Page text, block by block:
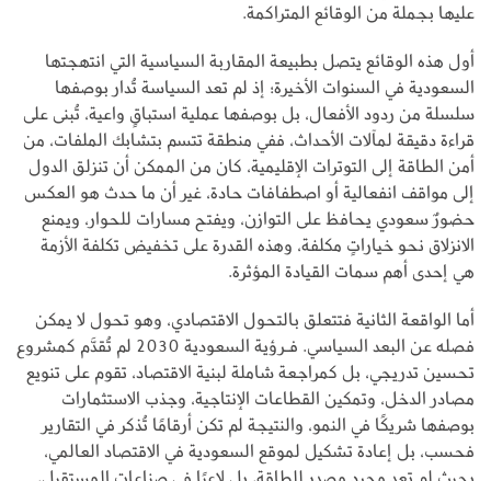
عليها بجملة من الوقائع المتراكمة.
أول هذه الوقائع يتصل بطبيعة المقاربة السياسية التي انتهجتها
السعودية في السنوات الأخيرة؛ إذ لم تعد السياسة تُدار بوصفها
سلسلة من ردود الأفعال، بل بوصفها عملية استباقٍ واعية، تُبنى على
قراءة دقيقة لمآلات الأحداث، ففي منطقة تتسم بتشابك الملفات، من
أمن الطاقة إلى التوترات الإقليمية، كان من الممكن أن تنزلق الدول
إلى مواقف انفعالية أو اصطفافات حادة، غير أن ما حدث هو العكس
حضورٌ سعودي يحافظ على التوازن، ويفتح مسارات للحوار، ويمنع
الانزلاق نحو خياراتٍ مكلفة، وهذه القدرة على تخفيض تكلفة الأزمة
هي إحدى أهم سمات القيادة المؤثرة.
أما الواقعة الثانية فتتعلق بالتحول الاقتصادي، وهو تحول لا يمكن
فصله عن البعد السياسي. فـرؤية السعودية 2030 لم تُقدَّم كمشروع
تحسين تدريجي، بل كمراجعة شاملة لبنية الاقتصاد، تقوم على تنويع
مصادر الدخل، وتمكين القطاعات الإنتاجية، وجذب الاستثمارات
بوصفها شريكًا في النمو، والنتيجة لم تكن أرقامًا تُذكر في التقارير
فحسب، بل إعادة تشكيل لموقع السعودية في الاقتصاد العالمي،